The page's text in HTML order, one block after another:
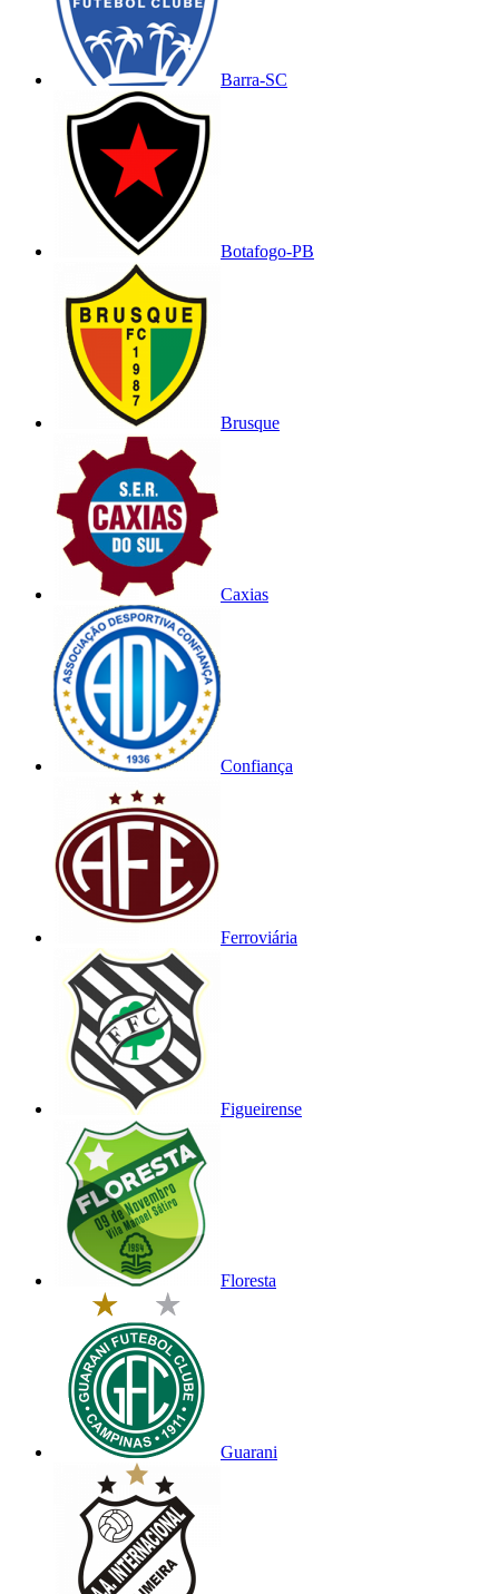
Barra-SC
Botafogo-PB
Brusque
Caxias
Confiança
Ferroviária
Figueirense
Floresta
Guarani